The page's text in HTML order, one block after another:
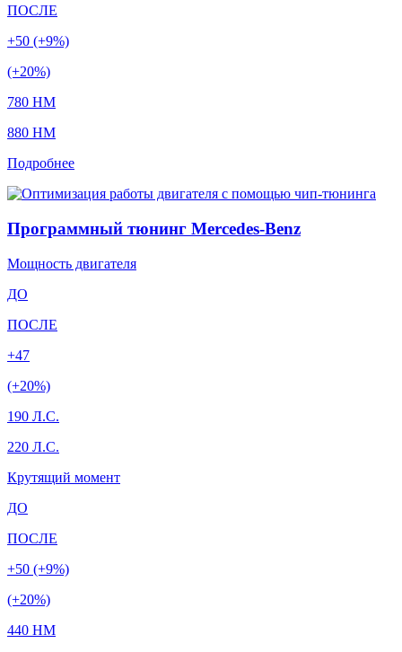
ПОСЛЕ
+50 (+9%)
(+20%)
780 HM
880 HM
Подробнее
Программный тюнинг Mercedes-Benz
Мощность двигателя
ДО
ПОСЛЕ
+47
(+20%)
190 Л.С.
220 Л.С.
Крутящий момент
ДО
ПОСЛЕ
+50 (+9%)
(+20%)
440 HM